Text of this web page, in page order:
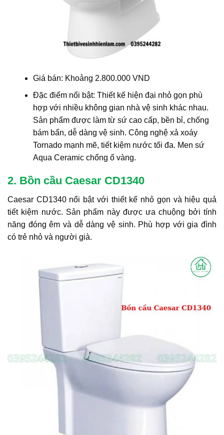
Giá bán: Khoảng 2.800.000 VND
Đặc điểm nổi bật: Thiết kế hiện đại nhỏ gọn phù
hợp với nhiều không gian nhà vệ sinh khác nhau.
Sản phẩm được làm từ sứ cao cấp, bền bỉ, chống
bám bẩn, dễ dàng vệ sinh. Công nghệ xả xoáy
Tornado mạnh mẽ, tiết kiệm nước tối đa. Men sứ
Aqua Ceramic chống ố vàng.
2. Bồn cầu Caesar CD1340
Caesar CD1340 nổi bật với thiết kế nhỏ gọn và hiệu quả
tiết kiệm nước. Sản phẩm này được ưa chuộng bởi tính
năng đóng êm và dễ dàng vệ sinh. Phù hợp với gia đình
có trẻ nhỏ và người già.